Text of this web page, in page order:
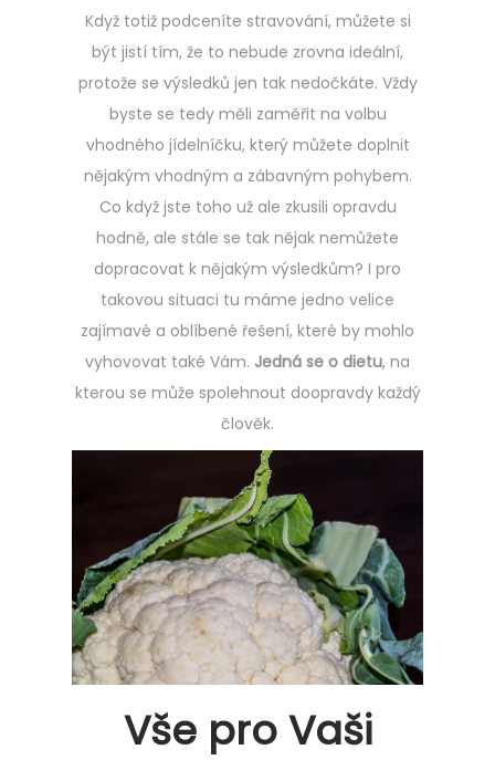
Když totiž podceníte stravování, můžete si
být jistí tím, že to nebude zrovna ideální,
protože se výsledků jen tak nedočkáte. Vždy
byste se tedy měli zaměřit na volbu
vhodného jídelníčku, který můžete doplnit
nějakým vhodným a zábavným pohybem.
Co když jste toho už ale zkusili opravdu
hodně, ale stále se tak nějak nemůžete
dopracovat k nějakým výsledkům? I pro
takovou situaci tu máme jedno velice
zajímavé a oblíbené řešení, které by mohlo
vyhovovat také Vám. Jedná se o dietu, na
kterou se může spolehnout doopravdy každý
člověk.
Vše pro Vaši